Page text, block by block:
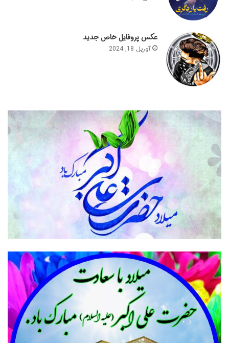
عکس پروفایل خاص جدید
آوریل 18, 2024